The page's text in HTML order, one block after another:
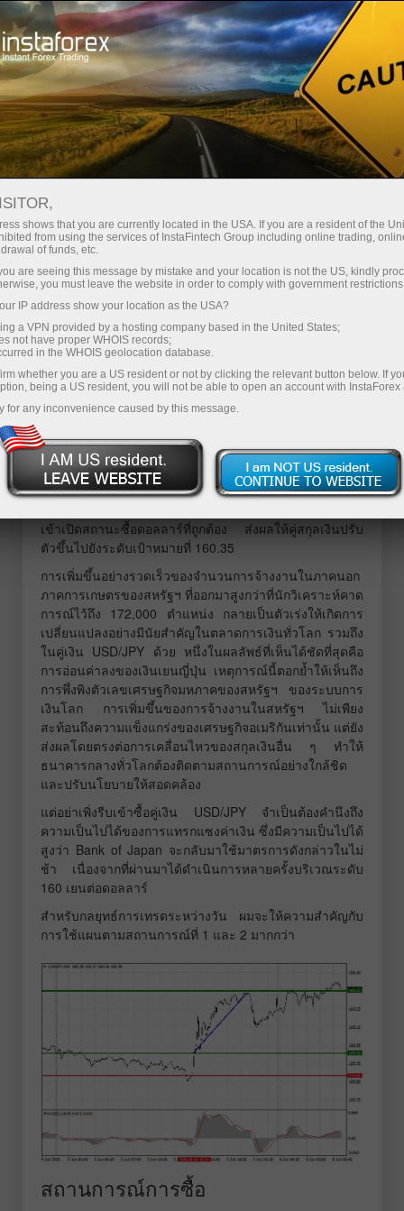
สำหรับเทรดเดอร์
การวิเคราะห์ฟอเร็กซ์
08.06.2026 08:42 AM
USDJPY: เคล็ดลับการเทรดแบบง่าย
สำหรับเทรดเดอร์มือใหม่ประจำวันที่ 8
มิถุนายน บทวิเคราะห์ดีลเทรดในตลาด
Forex เมื่อวานนี้
การวิเคราะห์การเทรดและคำ
แนะนำการซื้อขายสำหรับเงินเยน
ญี่ปุ่น
การทดสอบราคาแถวระดับ 160.01 เกิดขึ้นพร้อมกับจังหวะที่
เข้าเปิดสถานะซื้อดอลลาร์ที่ถูกต้อง ส่งผลให้คู่สกุลเงินปรับ
ตัวขึ้นไปยังระดับเป้าหมายที่ 160.35
การเพิ่มขึ้นอย่างรวดเร็วของจำนวนการจ้างงานในภาคนอก
ภาคการเกษตรของสหรัฐฯ ที่ออกมาสูงกว่าที่นักวิเคราะห์คาด
การณ์ไว้ถึง 172,000 ตำแหน่ง กลายเป็นตัวเร่งให้เกิดการ
เปลี่ยนแปลงอย่างมีนัยสำคัญในตลาดการเงินทั่วโลก รวมถึง
ในคู่เงิน USD/JPY ด้วย หนึ่งในผลลัพธ์ที่เห็นได้ชัดที่สุดคือ
การอ่อนค่าลงของเงินเยนญี่ปุ่น เหตุการณ์นี้ตอกย้ำให้เห็นถึง
การพึ่งพิงตัวเลขเศรษฐกิจมหภาคของสหรัฐฯ ของระบบการ
เงินโลก การเพิ่มขึ้นของการจ้างงานในสหรัฐฯ ไม่เพียง
สะท้อนถึงความแข็งแกร่งของเศรษฐกิจอเมริกันเท่านั้น แต่ยัง
ส่งผลโดยตรงต่อการเคลื่อนไหวของสกุลเงินอื่น ๆ ทำให้
ธนาคารกลางทั่วโลกต้องติดตามสถานการณ์อย่างใกล้ชิด
และปรับนโยบายให้สอดคล้อง
แต่อย่าเพิ่งรีบเข้าซื้อคู่เงิน USD/JPY จำเป็นต้องคำนึงถึง
ความเป็นไปได้ของการแทรกแซงค่าเงิน ซึ่งมีความเป็นไปได้
สูงว่า Bank of Japan จะกลับมาใช้มาตรการดังกล่าวในไม่
ช้า เนื่องจากที่ผ่านมาได้ดำเนินการหลายครั้งบริเวณระดับ
160 เยนต่อดอลลาร์
สำหรับกลยุทธ์การเทรดระหว่างวัน ผมจะให้ความสำคัญกับ
การใช้แผนตามสถานการณ์ที่ 1 และ 2 มากกว่า
สถานการณ์การซื้อ
shows that you are currently located in the USA. If you are a resident of the
from using the services of InstaFintech Group including online trading,
of funds, etc.
are seeing this message by mistake and your location is not the US, kindly
you must leave the website in order to comply with government
IP address show your location as the USA?
a VPN provided by a hosting company based in the United States;
not have proper WHOIS records;
in the WHOIS geolocation database.
whether you are a US resident or not by clicking the relevant button below. If
being a US resident, you will not be able to open an account with InstaForex
for any inconvenience caused by this message.